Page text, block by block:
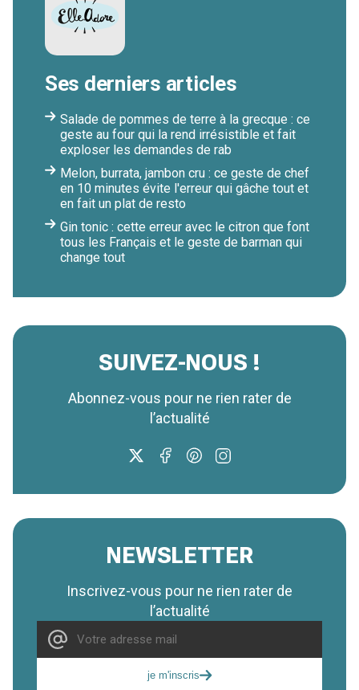
Ses derniers articles
Salade de pommes de terre à la grecque : ce
geste au four qui la rend irrésistible et fait
exploser les demandes de rab
Melon, burrata, jambon cru : ce geste de chef
en 10 minutes évite l'erreur qui gâche tout et
en fait un plat de resto
Gin tonic : cette erreur avec le citron que font
tous les Français et le geste de barman qui
change tout
SUIVEZ-NOUS !
Abonnez-vous pour ne rien rater de
l’actualité
NEWSLETTER
Inscrivez-vous pour ne rien rater de
l’actualité
je m'inscris